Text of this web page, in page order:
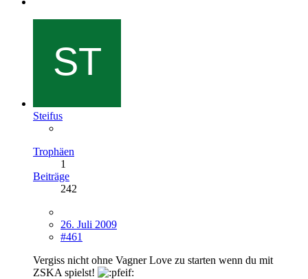
Steifus
Trophäen
1
Beiträge
242
26. Juli 2009
#461
Vergiss nicht ohne Vagner Love zu starten wenn du mit
ZSKA spielst!